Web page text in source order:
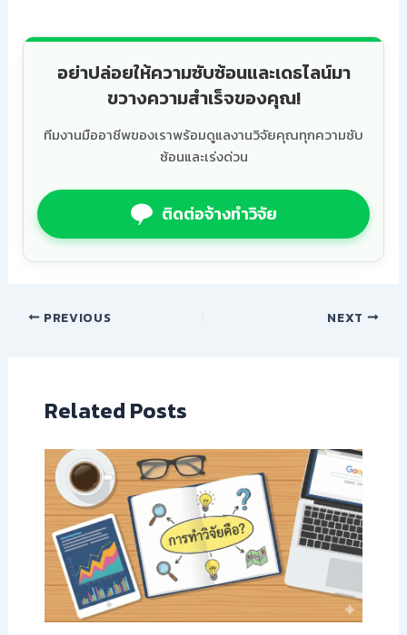
อย่าปล่อยให้ความซับซ้อนและเดธไลน์มา
ขวางความสำเร็จของคุณ!
ทีมงานมืออาชีพของเราพร้อมดูแลงานวิจัยคุณทุกความซับ
ซ้อนและเร่งด่วน
ติดต่อจ้างทำวิจัย
PREVIOUS NEXT
Related Posts